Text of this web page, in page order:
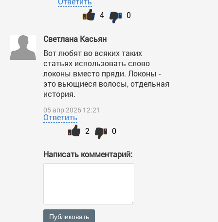
0
4
Светлана Касьян
Вот любят во всяких таких
статьях использовать слово
локоны вместо пряди. Локоны -
это вьющиеся волосы, отдельная
история.
05 апр 2026 12:21
Ответить
0
2
Написать комментарий:
Публиковать